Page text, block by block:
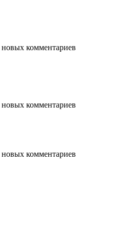
комментариев
комментариев
комментариев